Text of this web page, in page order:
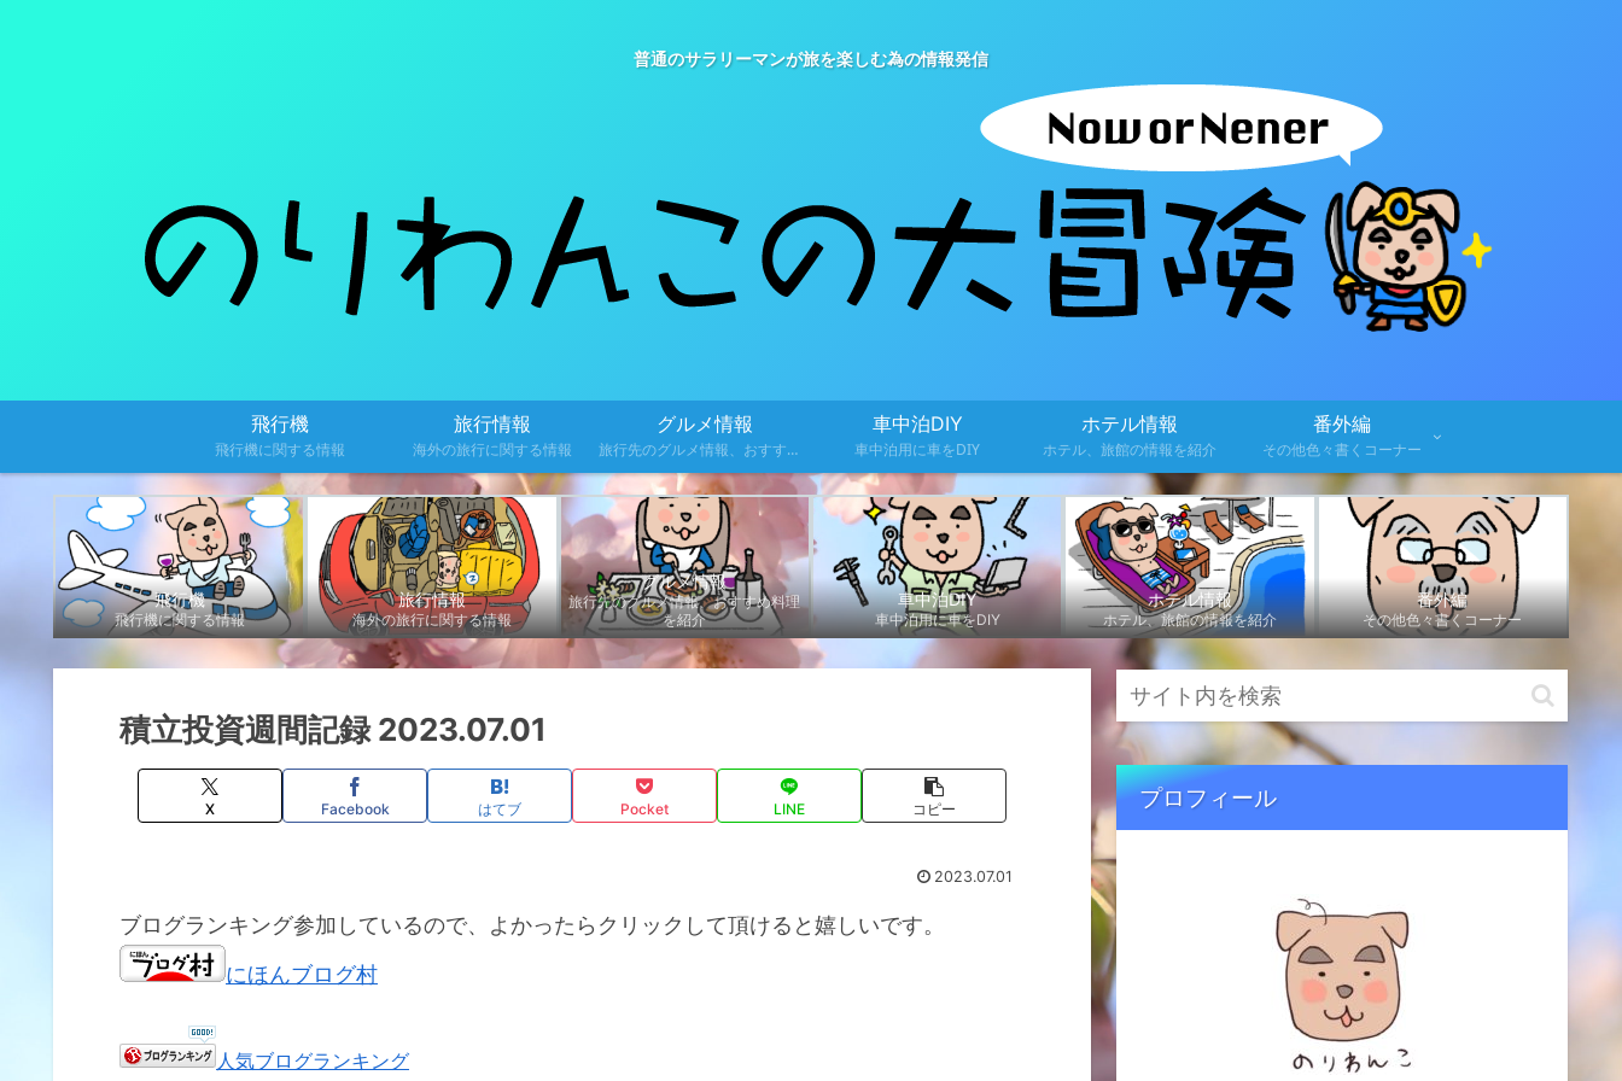
普通のサラリーマンが旅を楽しむ為の情報発信
飛行機
飛行機に関する情報
旅行情報
海外の旅行に関する情報
グルメ情報
旅行先のグルメ情報、おすすめ料理を紹介
車中泊DIY
車中泊用に車をDIY
ホテル情報
ホテル、旅館の情報を紹介
番外編
その他色々書くコーナー
飛行機
飛行機に関する情報
旅行情報
海外の旅行に関する情報
グルメ情報
旅行先のグルメ情報、おすすめ料理
を紹介
車中泊DIY
車中泊用に車をDIY
ホテル情報
ホテル、旅館の情報を紹介
番外編
その他色々書くコーナー
積立投資週間記録 2023.07.01
X Facebook はてブ Pocket LINE コピー
2023.07.01
ブログランキング参加しているので、よかったらクリックして頂けると嬉しいです。
にほんブログ村
人気ブログランキング
プロフィール